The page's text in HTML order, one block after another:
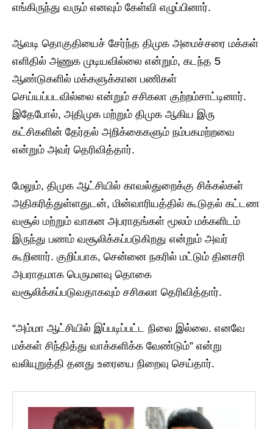
எங்கிருந்து வரும் எனவும் கேள்வி எழுப்பினார்.
ஆவடி தொகுதியைச் சேர்ந்த திமுக அமைச்சரை மக்கள்
எளிதில் அணுக முடியவில்லை என்றும், கடந்த 5
ஆண்டுகளில் மக்களுக்கான பணிகள்
செய்யப்படவில்லை என்றும் சசிகலா குற்றம்சாட்டினார்.
இதேபோல், அதிமுக மற்றும் திமுக ஆகிய இரு
கட்சிகளின் தேர்தல் அறிக்கைகளும் நம்பகமற்றவை
என்றும் அவர் தெரிவித்தார்.
மேலும், திமுக ஆட்சியில் காவல்துறைக்கு சிக்கல்கள்
அதிகரித்துள்ளதுடன், மின்வாரியத்தில் கூடுதல் கட்டண
வசூல் மற்றும் வாகன அபராதங்கள் மூலம் மக்களிடம்
இருந்து பணம் வசூலிக்கப்படுகிறது என்றும் அவர்
கூறினார். குறிப்பாக, சென்னை நகரில் மட்டும் தினசரி
அபராதமாக பெருமளவு தொகை
வசூலிக்கப்படுவதாகவும் சசிகலா தெரிவித்தார்.
“அம்மா ஆட்சியில் இப்படிப்பட்ட நிலை இல்லை. எனவே
மக்கள் சிந்தித்து வாக்களிக்க வேண்டும்” என்று
வலியுறுத்தி தனது உரையை நிறைவு செய்தார்.